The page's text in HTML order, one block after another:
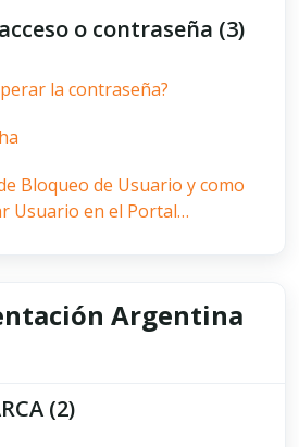
o contraseña (3)
la contraseña?
Bloqueo de Usuario y como
Usuario en el Portal
Argentina
(2)